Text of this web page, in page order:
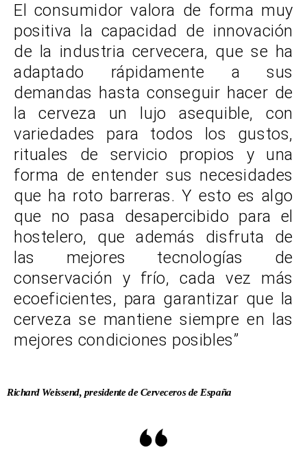
El consumidor valora de forma muy
positiva la capacidad de innovación
de la industria cervecera, que se ha
adaptado rápidamente a sus
demandas hasta conseguir hacer de
la cerveza un lujo asequible, con
variedades para todos los gustos,
rituales de servicio propios y una
forma de entender sus necesidades
que ha roto barreras. Y esto es algo
que no pasa desapercibido para el
hostelero, que además disfruta de
las mejores tecnologías de
conservación y frío, cada vez más
ecoeficientes, para garantizar que la
cerveza se mantiene siempre en las
mejores condiciones posibles”
Richard Weissend, presidente de Cerveceros de España